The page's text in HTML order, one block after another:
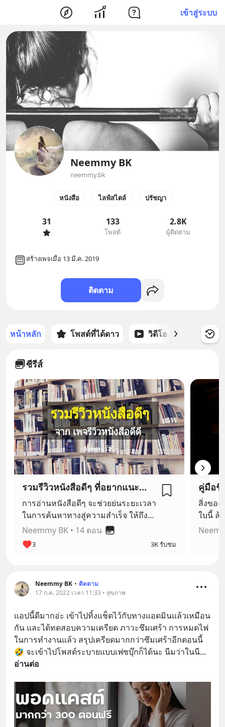
เข้าสู่ระบบ
Neemmy BK
neemmy.bk
หนังสือ ไลฟ์สไตล์ ปรัชญา
31 133
โพสต์
2.8K
ผู้ติดตาม
สร้างเพจเมื่อ 13 มี.ค. 2019
ติดตาม
หน้าหลัก โพสต์ที่ได้ดาว วิดีโอ พอดแ
ซีรีส์
รวมรีวิวหนังสือดีๆ ที่อยากแนะนำให้คุณอ่าน
การอ่านหนังสือดีๆ จะช่วยย่นระยะเวลา
ในการค้นหาทางสู่ความสำเร็จ ให้ถึง
"เป้าหมาย" ได้เร็วมากยิ่งขึ้น เพราะ
หนังสือทุกเล่ม ได้รวบรวมประสบการณ์
ของผู้เขียน มาหมดแล้ว เราไม่จำเป็น
เข้าใจ และนำไปลงมือปฏิบัติจริง ชีวิต
เราก็ค่อยๆ เปลี่ยนแปลง ในด้านที่ดีขึ้น
แล้ว หนังสือเล่มเดียวอาจเปลี่ยนชีวิต
คุณได้เลย อย่างที่คนประสบความ
สำเร็จมากมาย ได้เปลี่ยนชีวิตจนสำเร็จ
มาแล้วนั้นเอง อยากให้มาอ่านหนังสือ
Neemmy BK • 14 ตอน
3 3K รับชม
คู่มือชี
สิ่งขอ
ใบนี้ ล้วนมีคู่มือ
...จะไ
Neemmy BK • ติดตาม
17 ก.ค. 2022 เวลา 11:33 • สุขภาพ
แอปนี้ดีมากอ่ะ เข้าไปทิ้งแช็ตไว้กับทางแอดมินแล้วเหมือน
กัน และได้ทดสอบความเครียด ภาวะซึมเศร้า การหมดไฟ
ในการทำงานแล้ว สรุปเครียดมากกว่าซึมเศร้าอีกตอนนี้
🤣 จะเข้าไปโพสต์ระบายแบบเฟซบุ๊กก็ได้นะ นีมว่าในนี
อ่านต่อ